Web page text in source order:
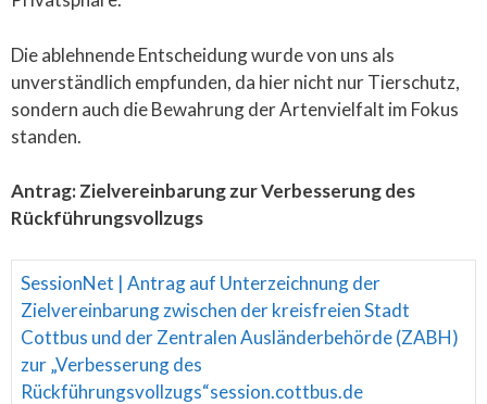
Die ablehnende Entscheidung wurde von uns als
unverständlich empfunden, da hier nicht nur Tierschutz,
sondern auch die Bewahrung der Artenvielfalt im Fokus
standen.
Antrag: Zielvereinbarung zur Verbesserung des
Rückführungsvollzugs
SessionNet | Antrag auf Unterzeichnung der
Zielvereinbarung zwischen der kreisfreien Stadt
Cottbus und der Zentralen Ausländerbehörde (ZABH)
zur „Verbesserung des
Rückführungsvollzugs“session.cottbus.de